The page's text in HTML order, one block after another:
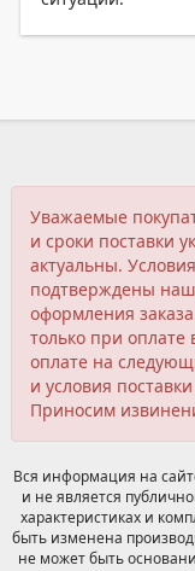
Уважаемые
и сроки поставки
актуальны.
подтверждены
оформления
только при оплате
оплате на
и условия
Приносим
Вся информация на
и не является
характеристиках и
быть изменена
не может быть